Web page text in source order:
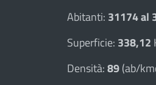
Abitanti: 31174 al
Superficie: 338,12
Densità:89(ab/